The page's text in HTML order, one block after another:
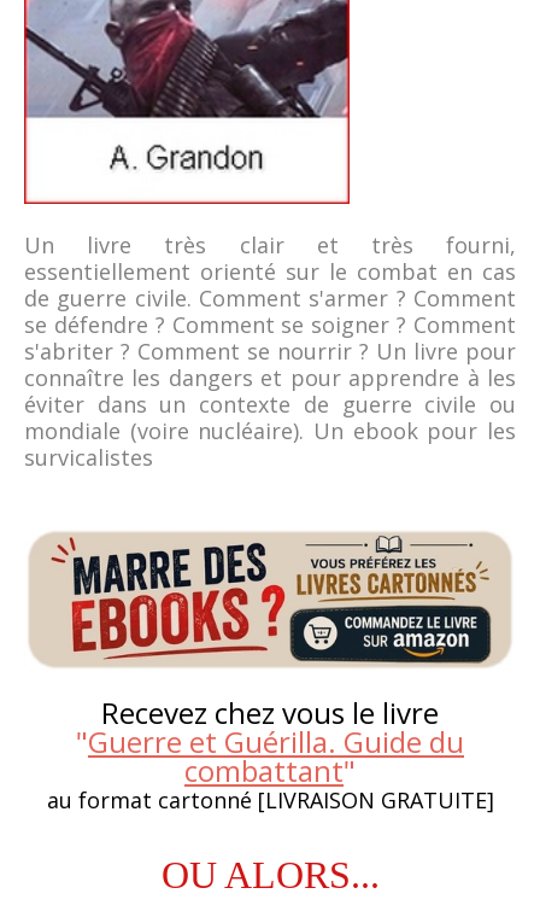
Un livre très clair et très fourni,
essentiellement orienté sur le combat en cas
de guerre civile. Comment s'armer ? Comment
se défendre ? Comment se soigner ? Comment
s'abriter ? Comment se nourrir ? Un livre pour
connaître les dangers et pour apprendre à les
éviter dans un contexte de guerre civile ou
mondiale (voire nucléaire). Un ebook pour les
survicalistes
Recevez chez vous le livre
"Guerre et Guérilla. Guide du
combattant"
au format cartonné [LIVRAISON GRATUITE]
OU ALORS...